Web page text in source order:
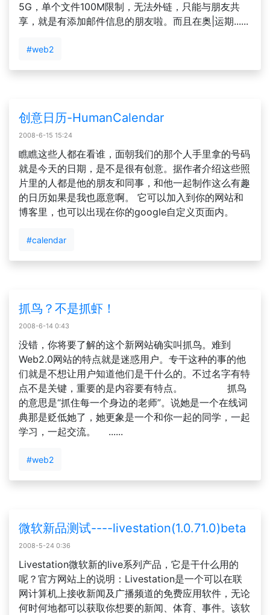
5G，单个文件100M限制，无法外链，只能与朋友共
享，就是有添加邮件信息的朋友啦。而且在奥|运期......
#web2
创意日历-HumanCalendar
2008-6-15 15:24
瞧瞧这些人都在看谁，面朝我们的那个人手里拿的号码
就是今天的日期，是不是很有创意。据作者介绍这些照
片里的人都是他的朋友和同事，和他一起制作这么有趣
的日历如果是我也愿意啊。 它可以加入到你的网站和
博客里，也可以出现在你的google自定义页面内。
#calendar
抓鸟？不是抓虾！
2008-6-14 0:43
没错，你将要了解的这个新网站确实叫抓鸟。难到
Web2.0网站的特点就是迷惑用户。专干这种的事的他
们就是不想让用户知道他们是干什么的。不过名字有特
点不是关键，重要的是内容要有特点。 抓鸟
的意思是“抓住每一个身边的老师”。说她是一个在线词
典那是贬低她了，她更象是一个和你一起的同学，一起
学习，一起交流。 ......
#web2
微软新品测试----livestation(1.0.71.0)beta
2008-5-24 0:36
Livestation微软新的live系列产品，它是干什么用的
呢？官方网站上的说明：Livestation是一个可以在联
网计算机上接收新闻及广播频道的免费应用软件，无论
何时何地都可以获取你想要的新闻、体育、事件。该软